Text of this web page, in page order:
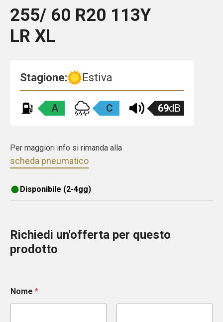
255/ 60 R20 113Y
LR XL
Stagione: Estiva
A C 69dB
Per maggiori info si rimanda alla
scheda pneumatico
Disponibile (2-4gg)
Richiedi un'offerta per questo
prodotto
Nome *